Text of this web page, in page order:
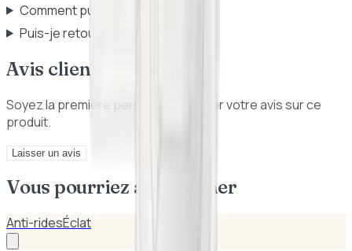
Comment puis-je payer ?
Puis-je retourner un produit ?
Avis clients
Soyez la première personne à donner votre avis sur ce
produit.
Laisser un avis
Vous pourriez aussi aimer
Anti-ridesÉclat